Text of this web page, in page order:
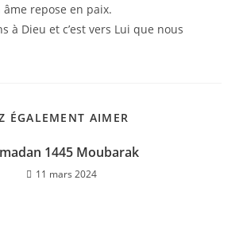
repose en paix.
à Dieu et c’est vers Lui que nous
ÉGALEMENT AIMER
1445 Moubarak
11 mars 2024